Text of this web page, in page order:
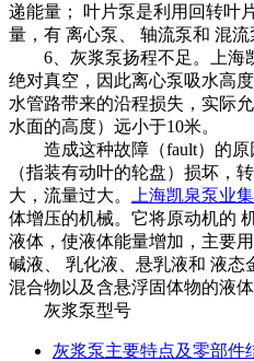
递能量； 叶片泵是利用回转叶
量，有 离心泵、 轴流泵和 混流
6、灰浆泵扬程不足。上海
绝对真空，因此离心泵吸水高
水管路带来的沿程损失，实际
水面的高度）远小于10米。
造成这种故障（fault）的原
（指装有动叶的轮盘）损坏，
大，流量过大。
上海凯泉泵业
体增压的机械。它将原动机的
液体，使液体能量增加，主要
碱液、 乳化液、悬乳液和 液
混合物以及含悬浮固体物的液体
灰浆泵型号
灰浆泵主要特点及零部件